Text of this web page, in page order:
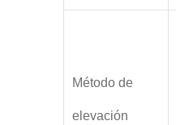
Método de
elevación